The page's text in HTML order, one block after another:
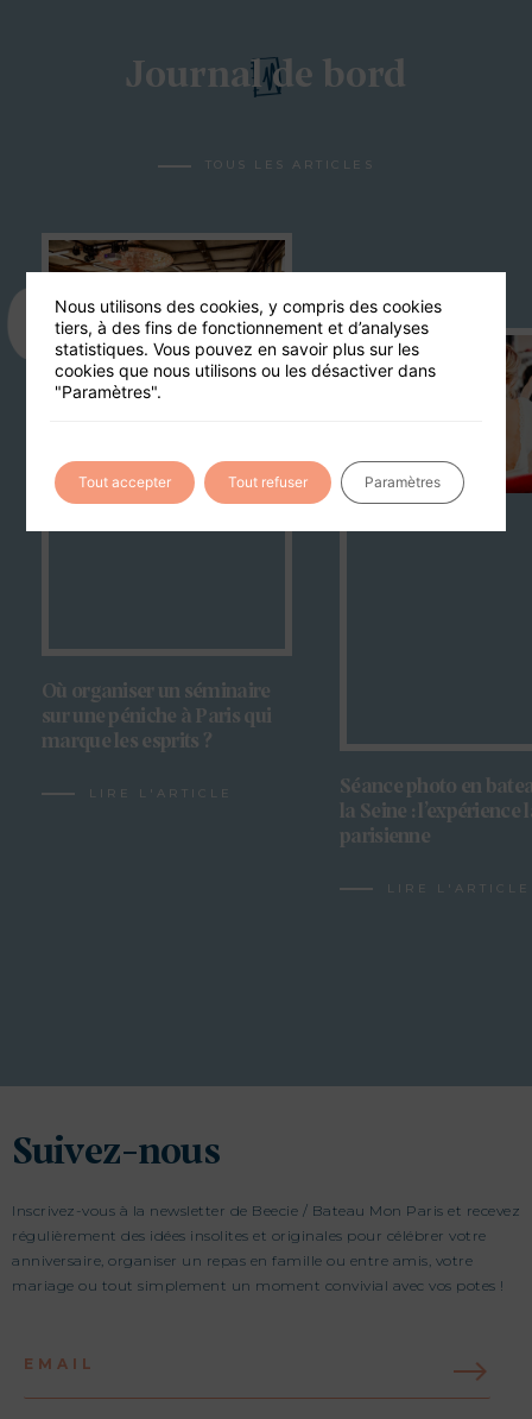
Journal de bord
TOUS LES ARTICLES
Où organiser un séminaire
sur une péniche à Paris qui
marque les esprits ?
23
03
LIRE L'ARTICLE
Séance photo en
la Seine : l’expérience
parisienne
LIRE L'ARTICLE
Suivez-nous
Inscrivez-vous à la newsletter de Beecie / Bateau Mon Paris et recevez
régulièrement des idées insolites et originales pour célébrer votre
anniversaire, organiser un repas en famille ou entre amis, votre
mariage ou tout simplement un moment convivial avec vos potes !
EMAIL
Nous utilisons des cookies, y compris des cookies
tiers, à des fins de fonctionnement et d’analyses
statistiques. Vous pouvez en savoir plus sur les
cookies que nous utilisons ou les désactiver dans
"Paramètres".
Tout accepter Tout refuser Paramètres